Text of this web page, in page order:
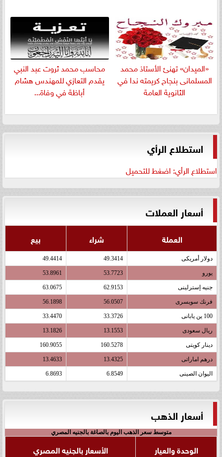
«الميدان» تهنئ الأستاذ محمد
المسلمانى بنجاح كريمته ندا في
الثانوية العامة
​محاسب محمد ثروت عبد النبي
يقدم التعازي للمهندس هشام
أباظة في وفاة...
استطلاع الرأي
استطلاع الرأي: اضغط للتحميل
أسعار العملات
العملة شراء بيع
دولار أمريكى 49.3414
49.4414
يورو 53.7723
53.8961
جنيه إسترلينى 62.9153
63.0675
فرنك سويسرى 56.0507
56.1898
100 ين يابانى 33.3726
33.4470
ريال سعودى 13.1553
13.1826
دينار كويتى 160.5278
160.9055
درهم اماراتى 13.4325
13.4633
اليوان الصينى 6.8549
6.8693
أسعار الذهب
متوسط سعر الذهب اليوم بالصاغة بالجنيه المصري
الوحدة والعيار
الأسعار بالجنيه المصري